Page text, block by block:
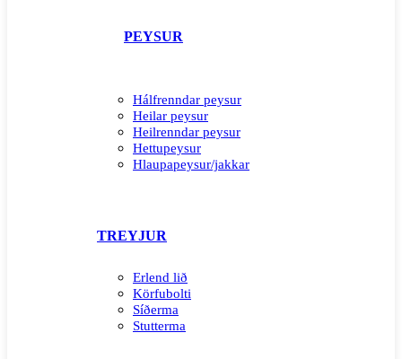
PEYSUR
Hálfrenndar peysur
Heilar peysur
Heilrenndar peysur
Hettupeysur
Hlaupapeysur/jakkar
TREYJUR
Erlend lið
Körfubolti
Síðerma
Stutterma